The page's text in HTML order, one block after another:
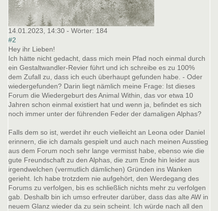
14.01.2023, 14:30 - Wörter: 184
#2
Hey ihr Lieben!
Ich hätte nicht gedacht, dass mich mein Pfad noch einmal durch
ein Gestaltwandler-Revier führt und ich schreibe es zu 100%
dem Zufall zu, dass ich euch überhaupt gefunden habe. - Oder
wiedergefunden? Darin liegt nämlich meine Frage: Ist dieses
Forum die Wiedergeburt des Animal Within, das vor etwa 10
Jahren schon einmal existiert hat und wenn ja, befindet es sich
noch immer unter der führenden Feder der damaligen Alphas?
Falls dem so ist, werdet ihr euch vielleicht an Leona oder Daniel
erinnern, die ich damals gespielt und auch nach meinen Ausstieg
aus dem Forum noch sehr lange vermisst habe, ebenso wie die
gute Freundschaft zu den Alphas, die zum Ende hin leider aus
irgendwelchen (vermutlich dämlichen) Gründen ins Wanken
gerieht. Ich habe trotzdem nie aufgehört, den Werdegang des
Forums zu verfolgen, bis es schließlich nichts mehr zu verfolgen
gab. Deshalb bin ich umso erfreuter darüber, dass das alte AW in
neuem Glanz wieder da zu sein scheint. Ich würde nach all den